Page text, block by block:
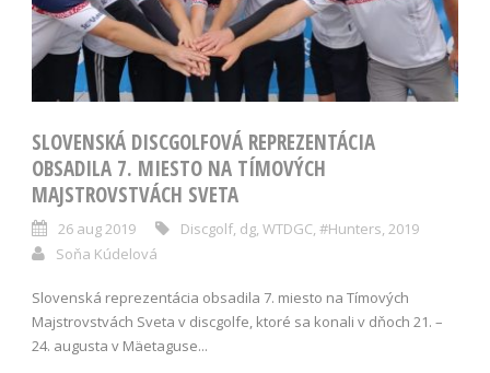
SLOVENSKÁ DISCGOLFOVÁ REPREZENTÁCIA
OBSADILA 7. MIESTO NA TÍMOVÝCH
MAJSTROVSTVÁCH SVETA
26 aug 2019 Discgolf, dg, WTDGC, #Hunters, 2019
Soňa Kúdelová
Slovenská reprezentácia obsadila 7. miesto na Tímových
Majstrovstvách Sveta v discgolfe, ktoré sa konali v dňoch 21. –
24. augusta v Mäetaguse...